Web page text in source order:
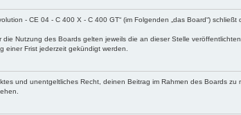
- CE 04 - C 400 X - C 400 GT“ (im Folgenden „das Board“)
Nutzung des Boards gelten jeweils die an dieser Stelle veröffentlichten
Frist jederzeit gekündigt werden.
und unentgeltliches Recht, deinen Beitrag im Rahmen des Boards zu